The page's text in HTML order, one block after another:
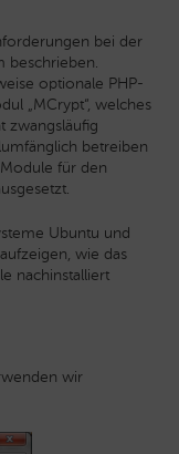
bei der
beschrieben.
optionale PHP-
„MCrypt“, welches
zwangsläufig
betreiben
für den
Ubuntu und
wie das
nachinstalliert
wir